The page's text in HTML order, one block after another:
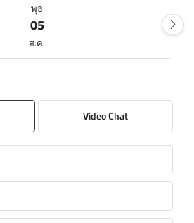
พุธ
05
ส.ค.
06
07
Video Chat